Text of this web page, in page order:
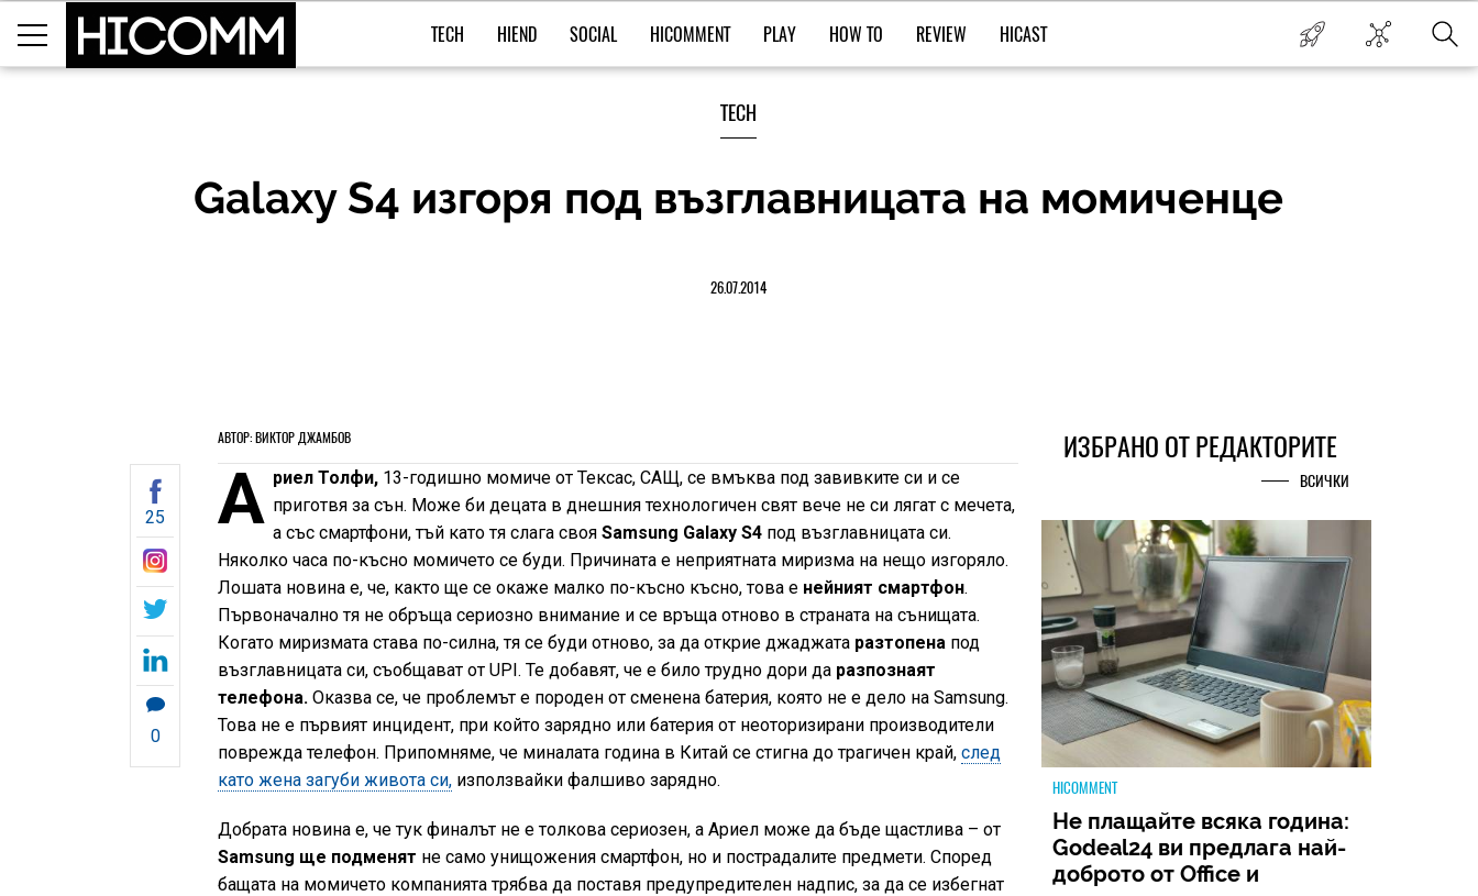
TECH HIEND SOCIAL HICOMMENT PLAY HOW TO REVIEW HICAST
TECH
Galaxy S4 изгоря под възглавницата на момиченце
26.07.2014
АВТОР: ВИКТОР ДЖАМБОВ
25
0
А риел Толфи,13-годишно момиче от Тексас, САЩ, се вмъква под завивките си и се
приготвя за сън. Може би децата в днешния технологичен свят вече не си лягат с мечета,
а със смартфони, тъй като тя слага своя Samsung Galaxy S4 под възглавницата си.
Няколко часа по-късно момичето се буди. Причината е неприятната миризма на нещо изгоряло.
Лошата новина е, че, както ще се окаже малко по-късно късно, това е нейният смартфон.
Първоначално тя не обръща сериозно внимание и се връща отново в страната на сънищата.
Когато миризмата става по-силна, тя се буди отново, за да открие джаджата разтопена под
възглавницата си, съобщават от UPI. Те добавят, че е било трудно дори да разпознаят
телефона.Оказва се, че проблемът е породен от сменена батерия, която не е дело на Samsung.
Това не е първият инцидент, при който зарядно или батерия от неоторизирани производители
поврежда телефон. Припомняме, че миналата година в Китай се стигна до трагичен край,след
като жена загуби живота си, използвайки фалшиво зарядно.
Добрата новина е, че тук финалът не е толкова сериозен, а Ариел може да бъде щастлива – от
Samsung ще подменят не само унищожения смартфон, но и пострадалите предмети. Според
бащата на момичето компанията трябва да поставя предупредителен надпис, за да се избегнат
ИЗБРАНО ОТ РЕДАКТОРИТЕ
ВСИЧКИ
HICOMMENT
Не плащайте всяка година:
Godeal24 ви предлага най-
доброто от Office и